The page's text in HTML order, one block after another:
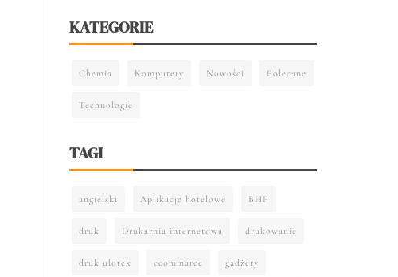
KATEGORIE
Chemia Komputery Nowości Polecane
Technologie
TAGI
angielski Aplikacje hotelowe BHP
druk Drukarnia internetowa drukowanie
druk ulotek ecommarce gadżety